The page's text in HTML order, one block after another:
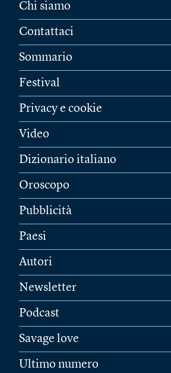
Chi siamo
Contattaci
Sommario
Festival
Privacy e cookie
Video
Dizionario italiano
Oroscopo
Pubblicità
Paesi
Autori
Newsletter
Podcast
Savage love
Ultimo numero